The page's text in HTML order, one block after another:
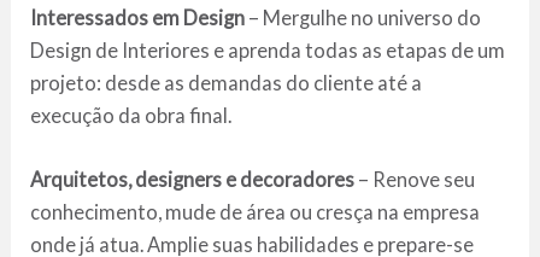
Interessados em Design – Mergulhe no universo do
Design de Interiores e aprenda todas as etapas de um
projeto: desde as demandas do cliente até a
execução da obra final.
Arquitetos, designers e decoradores – Renove seu
conhecimento, mude de área ou cresça na empresa
onde já atua. Amplie suas habilidades e prepare-se